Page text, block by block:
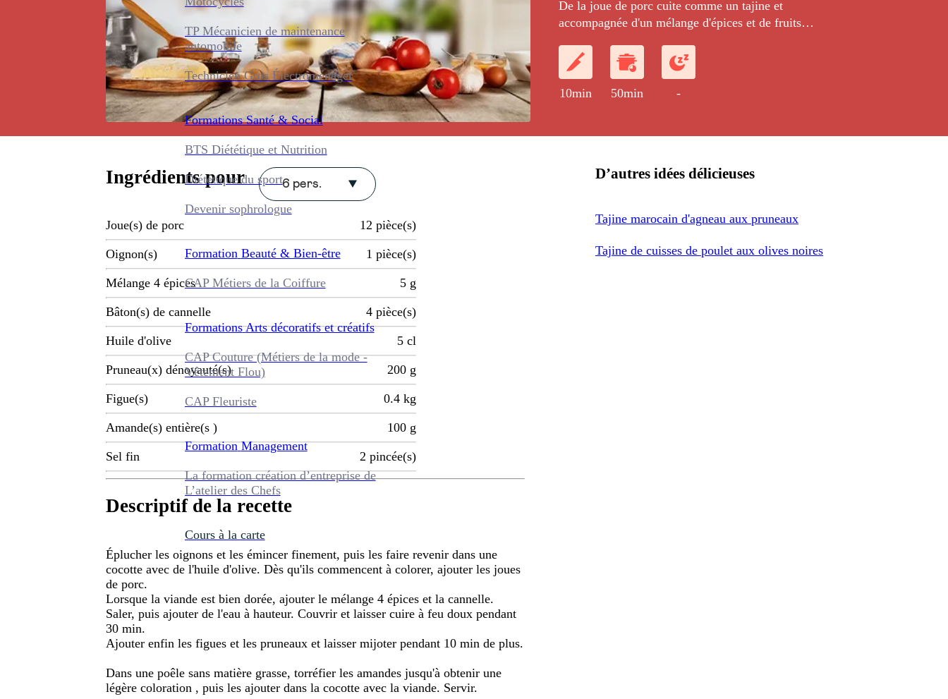
TP Mécanicien de maintenance
automobile
Technicien Gros Électroménager
Formations Santé & Social
BTS Diététique et Nutrition
Diététique du sport
Devenir sophrologue
Formation Beauté & Bien-être
CAP Métiers de la Coiffure
Formations Arts décoratifs et créatifs
CAP Couture (Métiers de la mode -
Vêtement Flou)
CAP Fleuriste
Formation Management
La formation création d’entreprise de
L’atelier des Chefs
Cours à la carte
De la joue de porc cuite comme un tajine et
accompagnée d'un mélange d'épices et de fruits
10min 50min -
Ingrédients pour 6 pers.
Joue(s) de porc 12 pièce(s)
Oignon(s) 1 pièce(s)
Mélange 4 épices 5 g
Bâton(s) de cannelle 4 pièce(s)
Huile d'olive 5 cl
Pruneau(x) dénoyauté(s) 200 g
Figue(s) 0.4 kg
Amande(s) entière(s ) 100 g
Sel fin 2 pincée(s)
Descriptif de la recette
Éplucher les oignons et les émincer finement, puis les faire revenir dans une
cocotte avec de l'huile d'olive. Dès qu'ils commencent à colorer, ajouter les joues
de porc.
Lorsque la viande est bien dorée, ajouter le mélange 4 épices et la cannelle.
Saler, puis ajouter de l'eau à hauteur. Couvrir et laisser cuire à feu doux pendant
30 min.
Ajouter enfin les figues et les pruneaux et laisser mijoter pendant 10 min de plus.
Dans une poêle sans matière grasse, torréfier les amandes jusqu'à obtenir une
légère coloration , puis les ajouter dans la cocotte avec la viande. Servir.
D’autres idées délicieuses
Tajine marocain d'agneau aux pruneaux
Tajine de cuisses de poulet aux olives noires